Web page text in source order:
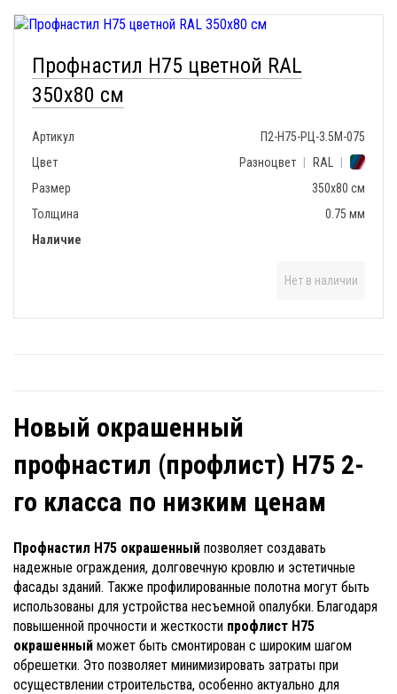
Профнастил H75 цветной RAL
350x80 см
Артикул
П2-Н75-РЦ-3.5М-075
Цвет
Разноцвет RAL
Размер
350x80 см
Толщина
0.75 мм
Наличие
Нет в наличии
Новый окрашенный
профнастил (профлист) Н75 2-
го класса по низким ценам
Профнастил Н75 окрашенный позволяет создавать
надежные ограждения, долговечную кровлю и эстетичные
фасады зданий. Также профилированные полотна могут быть
использованы для устройства несъемной опалубки. Благодаря
повышенной прочности и жесткости профлист Н75
окрашенный может быть смонтирован с широким шагом
обрешетки. Это позволяет минимизировать затраты при
осуществлении строительства, особенно актуально для